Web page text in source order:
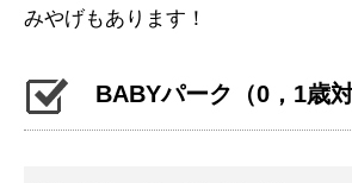
みやげもあります！
BABYパーク（0，1歳対